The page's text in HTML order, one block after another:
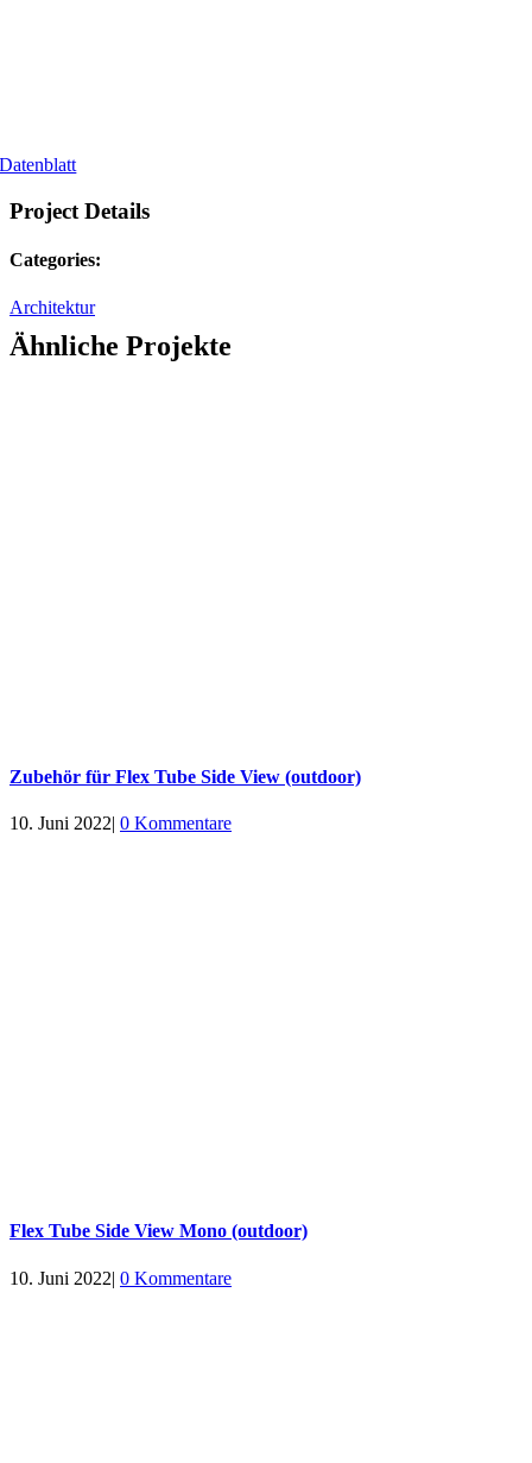
Datenblatt
Project Details
Categories:
Architektur
Ähnliche Projekte
Zubehör für Flex Tube Side View (outdoor)
10. Juni 2022| 0 Kommentare
Flex Tube Side View Mono (outdoor)
10. Juni 2022| 0 Kommentare